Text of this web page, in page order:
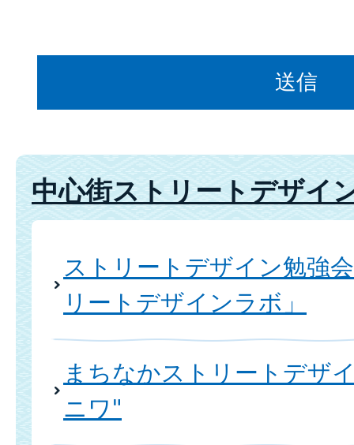
中心街ストリートデザイ
ストリートデザイン勉強
リートデザインラボ」
まちなかストリートデザ
ニワ"